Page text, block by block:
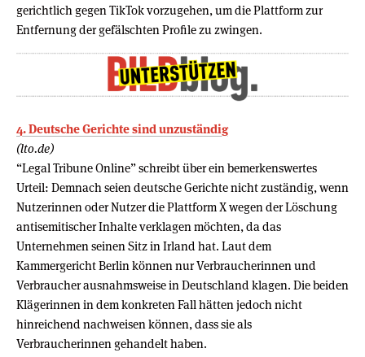
gerichtlich gegen TikTok vorzugehen, um die Plattform zur
Entfernung der gefälschten Profile zu zwingen.
4. Deut­sche Gerichte sind unzu­ständig
(lto.de)
“Legal Tribune Online” schreibt über ein bemerkenswertes
Urteil: Demnach seien deutsche Gerichte nicht zuständig, wenn
Nutzerinnen oder Nutzer die Plattform X wegen der Löschung
antisemitischer Inhalte verklagen möchten, da das
Unternehmen seinen Sitz in Irland hat. Laut dem
Kammergericht Berlin können nur Verbraucherinnen und
Verbraucher ausnahmsweise in Deutschland klagen. Die beiden
Klägerinnen in dem konkreten Fall hätten jedoch nicht
hinreichend nachweisen können, dass sie als
Verbraucherinnen gehandelt haben.